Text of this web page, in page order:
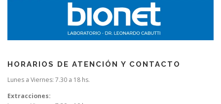
HORARIOS DE ATENCIÓN Y CONTACTO
Lunes a Viernes: 7.30 a 18 hs.
Extracciones: